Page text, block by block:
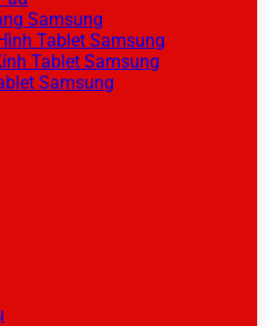
Samsung
Tablet Samsung
Tablet Samsung
Samsung